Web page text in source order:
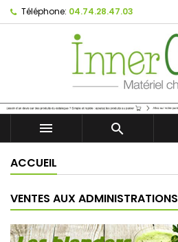
Téléphone: 04.74.28.47.03
 
ACCUEIL
VENTES AUX ADMINISTRATIONS